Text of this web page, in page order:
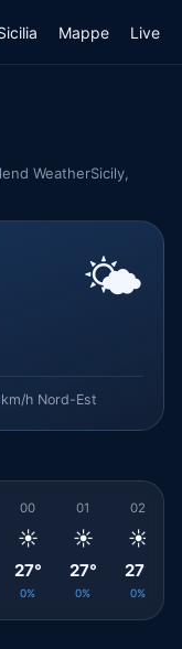
Mappe Live
WeatherSicily,
🌤️
h Nord-Est
00
☀️
27°
0%
01
☀️
27°
0%
02
☀️
27°
0%